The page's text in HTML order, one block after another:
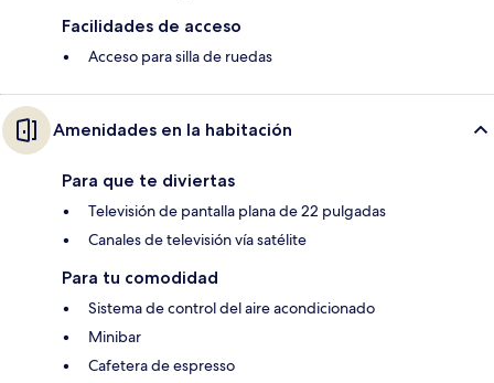
Facilidades de acceso
Acceso para silla de ruedas
Amenidades en la habitación
Para que te diviertas
Televisión de pantalla plana de 22 pulgadas
Canales de televisión vía satélite
Para tu comodidad
Sistema de control del aire acondicionado
Minibar
Cafetera de espresso